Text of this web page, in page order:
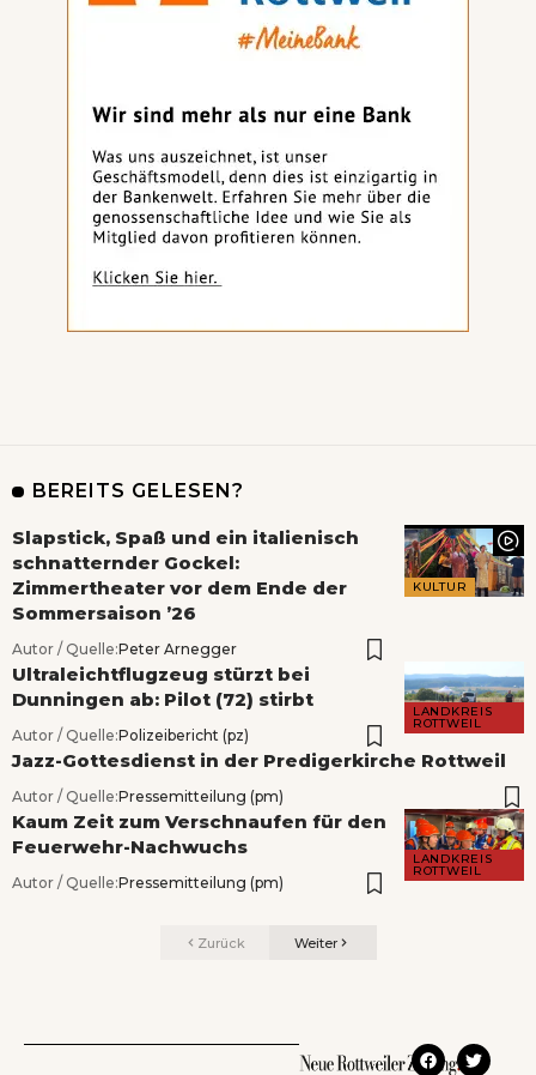
BEREITS GELESEN?
KULTUR
Slapstick, Spaß und ein italienisch
schnatternder Gockel:
Zimmertheater vor dem Ende der
Sommersaison ’26
Autor / Quelle:Peter Arnegger
LANDKREIS
ROTTWEIL
Ultraleichtflugzeug stürzt bei
Dunningen ab: Pilot (72) stirbt
Autor / Quelle:Polizeibericht (pz)
Jazz-Gottesdienst in der Predigerkirche Rottweil
Autor / Quelle:Pressemitteilung (pm)
LANDKREIS
ROTTWEIL
Kaum Zeit zum Verschnaufen für den
Feuerwehr-Nachwuchs
Autor / Quelle:Pressemitteilung (pm)
Zurück Weiter